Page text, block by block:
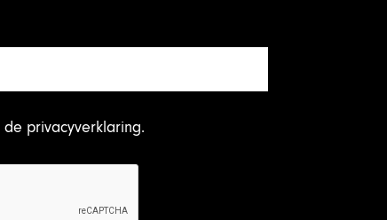
de privacyverklaring.